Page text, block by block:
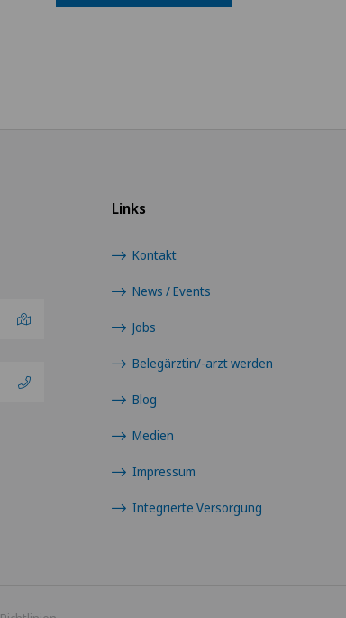
Links
Kontakt
News / Events
Jobs
Belegärztin/-arzt werden
Blog
Medien
Impressum
Integrierte Versorgung